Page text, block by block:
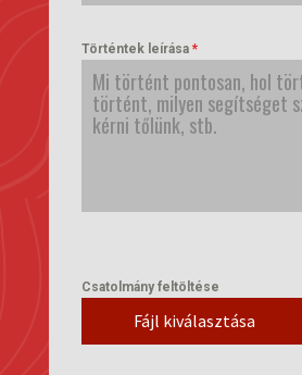
Történtek leírása *
Csatolmány feltöltése
Fájl kiválasztása